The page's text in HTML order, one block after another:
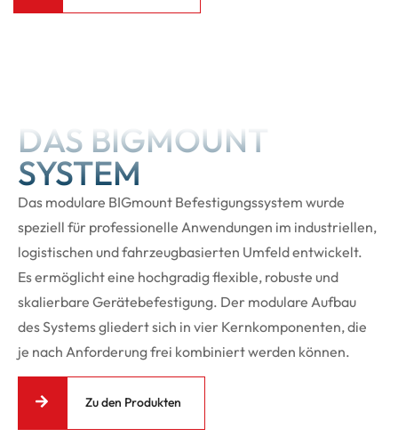
DAS BIGMOUNT
SYSTEM
Das modulare BIGmount Befestigungssystem wurde
speziell für professionelle Anwendungen im industriellen,
logistischen und fahrzeugbasierten Umfeld entwickelt.
Es ermöglicht eine hochgradig flexible, robuste und
skalierbare Gerätebefestigung. Der modulare Aufbau
des Systems gliedert sich in vier Kernkomponenten, die
je nach Anforderung frei kombiniert werden können.
Zu den Produkten